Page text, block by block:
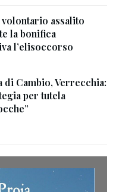
assalito
la bonifica
l’elisoccorso
di Cambio, Verrecchia:
per tutela